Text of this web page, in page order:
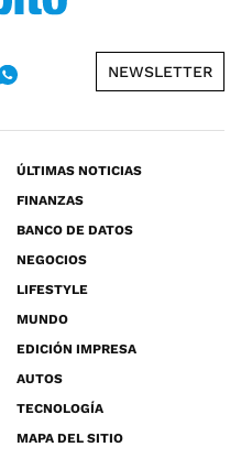
NEWSLETTER
ÚLTIMAS NOTICIAS
FINANZAS
BANCO DE DATOS
NEGOCIOS
LIFESTYLE
MUNDO
EDICIÓN IMPRESA
AUTOS
TECNOLOGÍA
MAPA DEL SITIO